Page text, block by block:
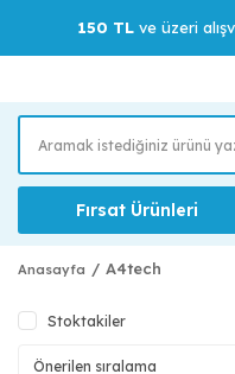
150 TLve üzeri
Fırsat Ürünleri
Anasayfa A4tech
Stoktakiler